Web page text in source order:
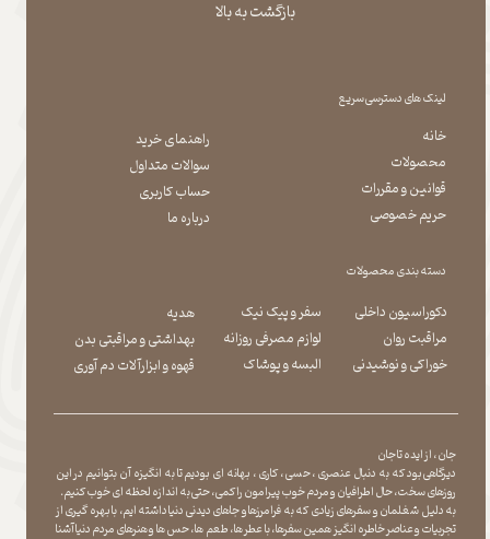
بازگشت به بالا
لینک های دسترسی سریع
دسته بندی محصولات
خانه
محصولات
قوانین و مقررات
حریم خصوصی
راهنمای خرید
سوالات متداول
حساب کاربری
درباره ما
دکوراسیون داخلی
مراقبت روان
​​​​​​​خوراکی و نوشیدنی
سفر و پیک نیک
لوازم مصرفی روزانه
​​​​​​​البسه و پوشاک
هدیه
بهداشتی و مراقبتی بدن
​​​​​​​قهوه و ابزارآلات دم آوری
جان ، از ایده تا جان
دیرگاهی بود که به دنبال عنصری ، حسی ، کاری ، بهانه ای بودیم تا به انگیزه آن بتوانیم در این
روزهای سخت ، حال اطرافیان و مردم خوب پیرامون را کمی ، حتی به اندازه لحظه ای خوب کنیم.
به دلیل شغلمان و سفرهای زیادی که به فرامرزها و جاهای دیدنی دنیا داشته ایم، با بهره گیری از
تجربیات و عناصر خاطره انگیز همین سفرها ، با عطر ها ، طعم ها ، حس ها و هنرهای مردم دنیا آشنا